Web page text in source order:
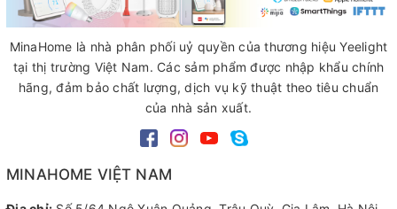
MinaHome là nhà phân phối uỷ quyền của thương hiệu Yeelight
tại thị trường Việt Nam. Các sảm phẩm được nhập khẩu chính
hãng, đảm bảo chất lượng, dịch vụ kỹ thuật theo tiêu chuẩn
của nhà sản xuất.
MINAHOME VIỆT NAM